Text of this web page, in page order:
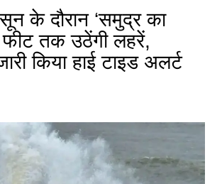
के दौरान ‘समुद्र का
फीट तक उठेंगी लहरें,
किया हाई टाइड अलर्ट